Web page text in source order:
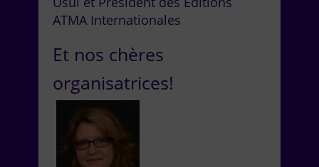
ATMA Internationales
Et nos chères
organisatrices!